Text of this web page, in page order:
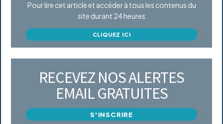
Pour lire cet article et accéder à tous les contenus du
site durant 24 heures
CLIQUEZ ICI
RECEVEZ NOS ALERTES
EMAIL GRATUITES
S'INSCRIRE